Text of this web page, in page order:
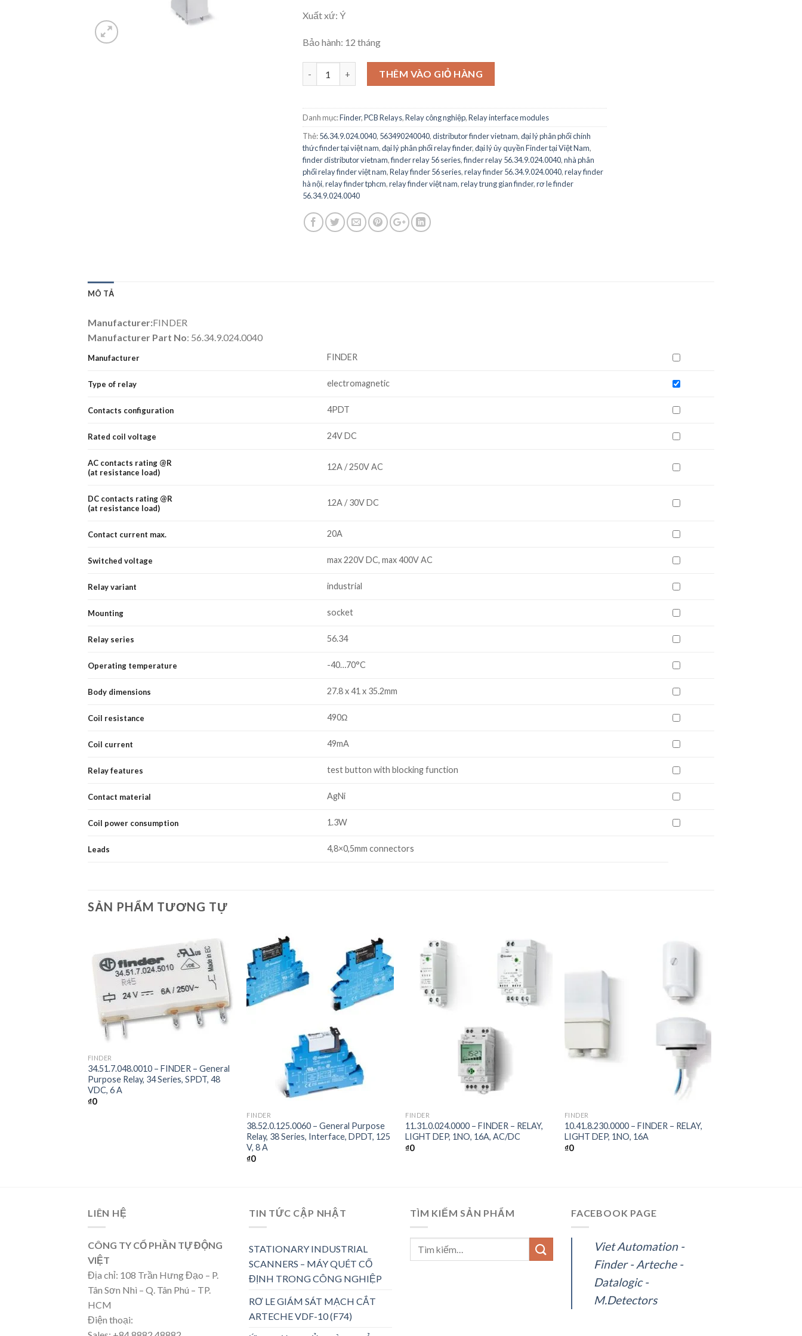
Xuất xứ: Ý
Bảo hành: 12 tháng
56.34.9.024.0040 - FINDER RELAY - Finder 4PDT Non-Latching Relay Plug In, 24Vdc Coil, 12 A số lượng
THÊM VÀO GIỎ HÀNG
Danh mục:Finder,PCB Relays,Relay công nghiệp,Relay interface modules
Thẻ:56.34.9.024.0040, 563490240040,distributor finder vietnam,đại lý phân phối chính
thức finder tại việt nam,đại lý phân phối relay finder,đại lý ủy quyền Finder tại Việt Nam,
finder distributor vietnam,finder relay 56 series,finder relay 56.34.9.024.0040,nhà phân
phối relay finder việt nam,Relay finder 56 series,relay finder 56.34.9.024.0040,relay finder
hà nội,relay finder tphcm,relay finder việt nam,relay trung gian finder,rơ le finder
56.34.9.024.0040
MÔ TẢ
Manufacturer:FINDER
Manufacturer Part No: 56.34.9.024.0040
Manufacturer FINDER
Type of relay electromagnetic
Contacts configuration 4PDT
Rated coil voltage 24V DC
AC contacts rating @R
(at resistance load)
12A / 250V AC
DC contacts rating @R
(at resistance load)
12A / 30V DC
Contact current max. 20A
Switched voltage max 220V DC, max 400V AC
Relay variant industrial
Mounting socket
Relay series 56.34
Operating temperature -40…70°C
Body dimensions 27.8 x 41 x 35.2mm
Coil resistance 490Ω
Coil current 49mA
Relay features test button with blocking function
Contact material AgNi
Coil power consumption 1.3W
Leads 4,8×0,5mm connectors
SẢN PHẨM TƯƠNG TỰ
FINDER
34.51.7.048.0010 – FINDER – General
Purpose Relay, 34 Series, SPDT, 48
VDC, 6 A
₫0
FINDER
38.52.0.125.0060 – General Purpose
Relay, 38 Series, Interface, DPDT, 125
V, 8 A
₫0
FINDER
11.31.0.024.0000 – FINDER – RELAY,
LIGHT DEP, 1NO, 16A, AC/DC
₫0
FINDER
10.41.8.230.0000 – FINDER – RELAY,
LIGHT DEP, 1NO, 16A
₫0
LIÊN HỆ
CÔNG TY CỔ PHẦN TỰ ĐỘNG
VIỆT
Địa chỉ: 108 Trần Hưng Đạo – P.
Tân Sơn Nhì – Q. Tân Phú – TP.
HCM
Điện thoại:
TIN TỨC CẬP NHẬT
STATIONARY INDUSTRIAL
SCANNERS – MÁY QUÉT CỐ
ĐỊNH TRONG CÔNG NGHIỆP
RƠ LE GIÁM SÁT MẠCH CẮT
ARTECHE VDF-10 (F74)
TÌM KIẾM SẢN PHẨM FACEBOOK PAGE
Viet Automation -
Finder - Arteche -
Datalogic -
M.Detectors